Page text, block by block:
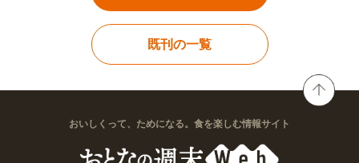
既刊の一覧
おいしくって、ためになる。食を楽しむ情報サイト